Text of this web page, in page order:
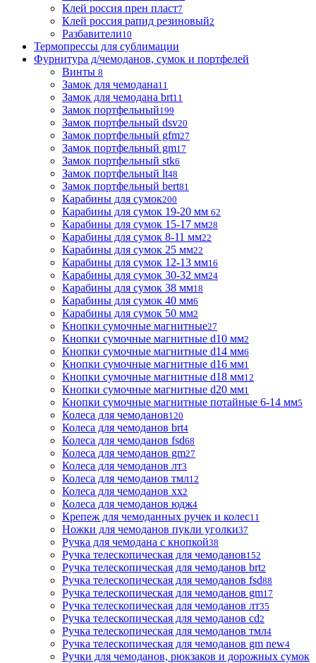
Клей россия прен пласт7
Клей россия рапид резиновый2
Разбавители10
Термопрессы для сублимации
Фурнитура д/чемоданов, сумок и портфелей
Винты 8
Замок для чемодана11
Замок для чемодана brt11
Замок портфельный199
Замок портфельный dsv20
Замок портфельный gfm27
Замок портфельный gm17
Замок портфельный stk6
Замок портфельный lt48
Замок портфельный bert81
Карабины для сумок200
Карабины для сумок 19-20 мм 62
Карабины для сумок 15-17 мм28
Карабины для сумок 8-11 мм22
Карабины для сумок 25 мм22
Карабины для сумок 12-13 мм16
Карабины для сумок 30-32 мм24
Карабины для сумок 38 мм18
Карабины для сумок 40 мм6
Карабины для сумок 50 мм2
Кнопки сумочные магнитные27
Кнопки сумочные магнитные d10 мм2
Кнопки сумочные магнитные d14 мм6
Кнопки сумочные магнитные d16 мм1
Кнопки сумочные магнитные d18 мм12
Кнопки сумочные магнитные d20 мм1
Кнопки сумочные магнитные потайные 6-14 мм5
Колеса для чемоданов120
Колеса для чемоданов brt4
Колеса для чемоданов fsd68
Колеса для чемоданов gm27
Колеса для чемоданов лт3
Колеса для чемоданов тмл12
Колеса для чемоданов хх2
Колеса для чемоданов юдж4
Крепеж для чемоданных ручек и колес11
Ножки для чемоданов пукли уголки37
Ручка для чемодана с кнопкой38
Ручка телескопическая для чемоданов152
Ручка телескопическая для чемоданов brt2
Ручка телескопическая для чемоданов fsd88
Ручка телескопическая для чемоданов gm17
Ручка телескопическая для чемоданов лт35
Ручка телескопическая для чемоданов сd2
Ручка телескопическая для чемоданов тмл4
Ручка телескопическая для чемоданов gm new4
Ручки для чемоданов, рюкзаков и дорожных сумок